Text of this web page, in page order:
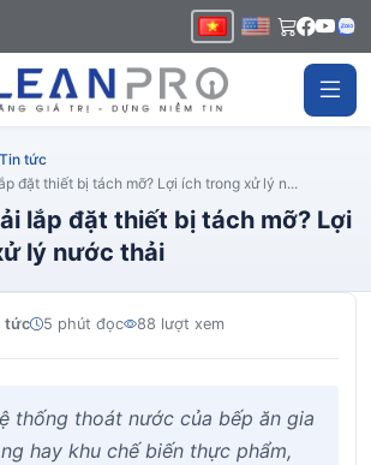
Tin tức
đặt thiết bị tách mỡ? Lợi ích trong xử lý n...
lắp đặt thiết bị tách mỡ? Lợi
lý nước thải
tức 5 phút đọc 88 lượt xem
thống thoát nước của bếp ăn gia
hay khu chế biến thực phẩm,